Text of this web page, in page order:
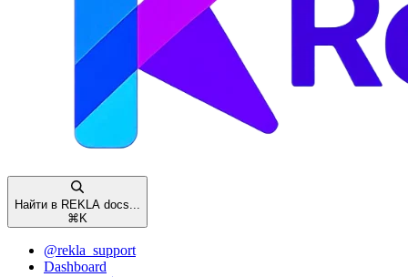
Найти в REKLA docs...
⌘ K
@rekla_support
Dashboard